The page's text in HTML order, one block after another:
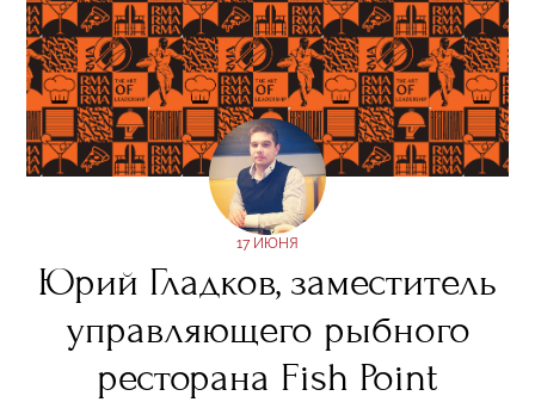
17 ИЮНЯ
Юрий Гладков, заместитель
управляющего рыбного
ресторана Fish Point